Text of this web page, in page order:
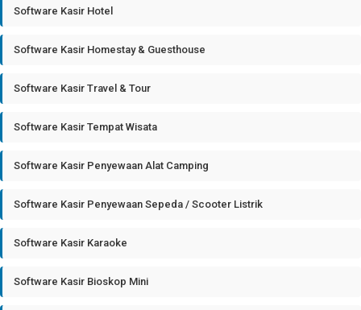
Software Kasir Hotel
Software Kasir Homestay & Guesthouse
Software Kasir Travel & Tour
Software Kasir Tempat Wisata
Software Kasir Penyewaan Alat Camping
Software Kasir Penyewaan Sepeda / Scooter Listrik
Software Kasir Karaoke
Software Kasir Bioskop Mini